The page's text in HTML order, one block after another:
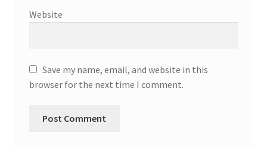
Website
Save my name, email, and website in this
browser for the next time I comment.